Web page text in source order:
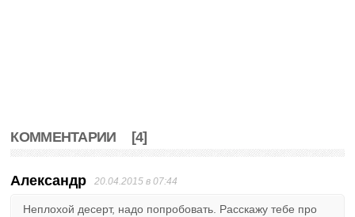
КОММЕНТАРИИ [4]
Александр 20.04.2015 в 07:44
Неплохой десерт, надо попробовать. Расскажу тебе про